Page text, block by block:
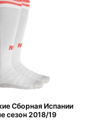
Сборная Испании
сезон 2018/19